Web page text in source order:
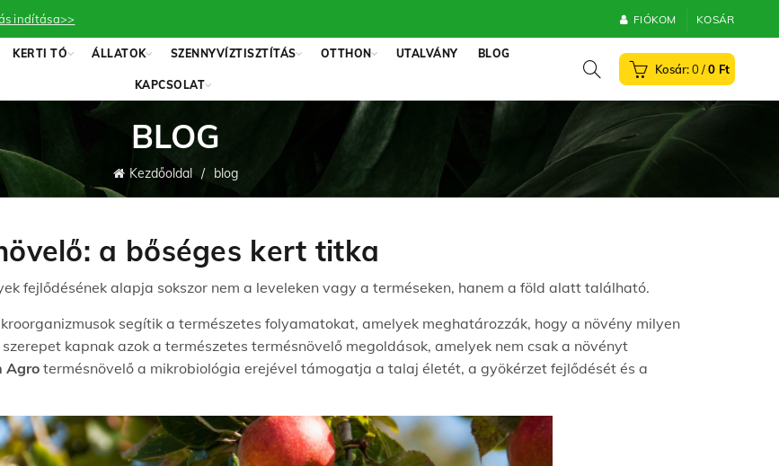
indítása>> FIÓKOM KOSÁR
KERTI TÓ ÁLLATOK SZENNYVÍZTISZTÍTÁS OTTHON UTALVÁNY BLOG
KAPCSOLAT
0 / 0 Ft
BLOG
Kezdőoldal blog
a bőséges kert titka
fejlődésének alapja sokszor nem a leveleken vagy a terméseken, hanem a föld alatt található.
segítik a természetes folyamatokat, amelyek meghatározzák, hogy a növény milyen
kapnak azok a természetes termésnövelő megoldások, amelyek nem csak a növényt
Agro termésnövelő a mikrobiológia erejével támogatja a talaj életét, a gyökérzet fejlődését és a